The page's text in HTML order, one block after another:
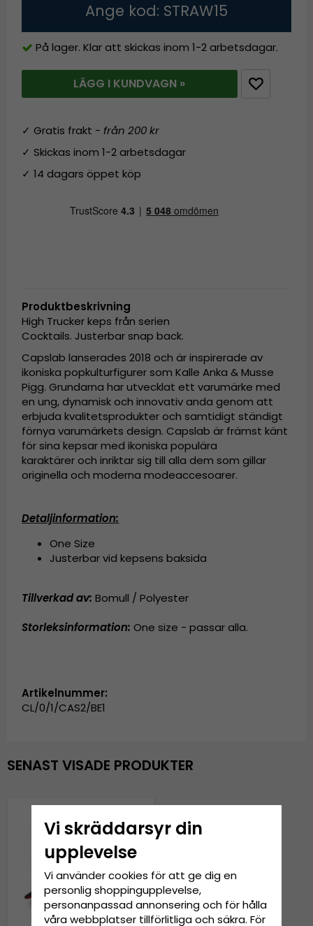
Ange kod: STRAW15
På lager. Klar att skickas inom 1-2 arbetsdagar.
LÄGG I KUNDVAGN »
✓ Gratis frakt -från 200 kr
✓ Skickas inom 1-2 arbetsdagar
✓ 14 dagars öppet köp
Produktbeskrivning
High Trucker keps från serien
Cocktails. Justerbar snap back.
Capslab lanserades 2018 och är inspirerade av
ikoniska popkulturfigurer som Kalle Anka & Musse
Pigg. Grundarna har utvecklat ett varumärke med
en ung, dynamisk och innovativ anda genom att
erbjuda kvalitetsprodukter och samtidigt ständigt
förnya varumärkets design. Capslab är främst känt
för sina kepsar med ikoniska populära
karaktärer och inriktar sig till alla dem som gillar
originella och moderna modeaccesoarer.
Detaljinformation:
One Size
Justerbar vid kepsens baksida
Tillverkad av: Bomull / Polyester
Storleksinformation: One size - passar alla.
Artikelnummer:
CL/0/1/CAS2/BE1
SENAST VISADE PRODUKTER
Vi skräddarsyr din
upplevelse
Vi använder cookies för att ge dig en
personlig shoppingupplevelse,
personanpassad annonsering och för hålla
våra webbplatser tillförlitliga och säkra. För